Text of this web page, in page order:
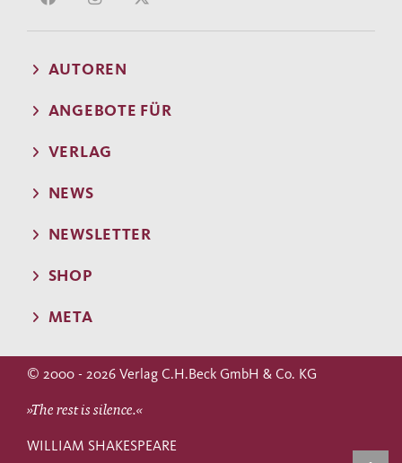
AUTOREN
ANGEBOTE FÜR
VERLAG
NEWS
NEWSLETTER
SHOP
META
© 2000 - 2026 Verlag C.H.Beck GmbH & Co. KG
»The rest is silence.«
WILLIAM SHAKESPEARE